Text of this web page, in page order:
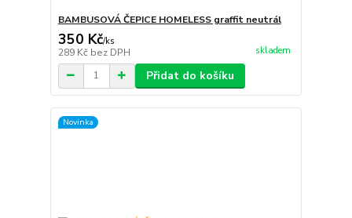
BAMBUSOVÁ ČEPICE HOMELESS graffit neutrál
350 Kč/ks
289 Kč bez DPH skladem
Přidat do košíku
Novinka